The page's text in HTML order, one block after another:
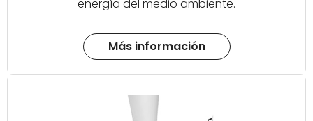
energía del medio ambiente.
Más información